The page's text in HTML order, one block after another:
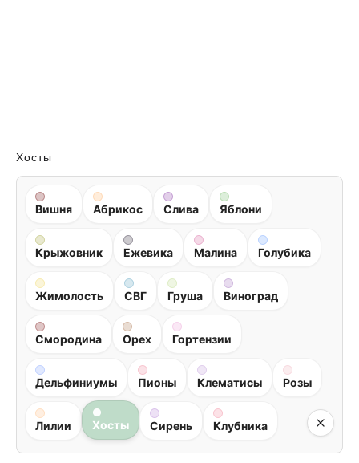
Хосты
Вишня Абрикос Слива Яблони
Крыжовник Ежевика Малина Голубика
Жимолость СВГ Груша Виноград
Смородина Орех Гортензии
Дельфиниумы Пионы Клематисы Розы
Лилии Хосты Сирень Клубника